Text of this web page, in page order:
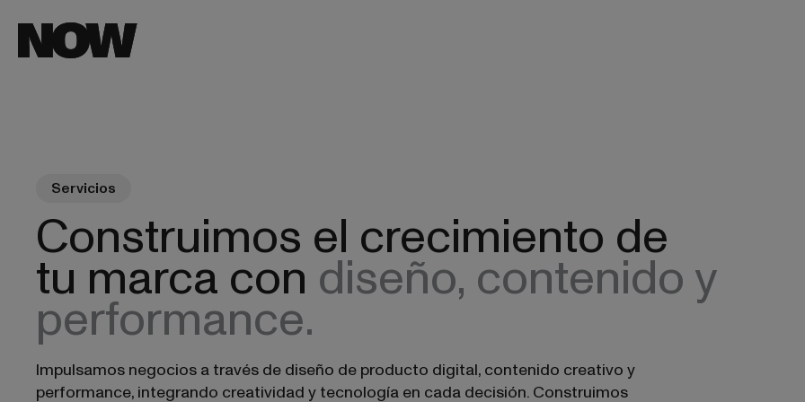
Servicios
Construimos el crecimiento de
tu marca con diseño, contenido y
performance.
Impulsamos negocios a través de diseño de producto digital, contenido creativo y
performance, integrando creatividad y tecnología en cada decisión. Construimos